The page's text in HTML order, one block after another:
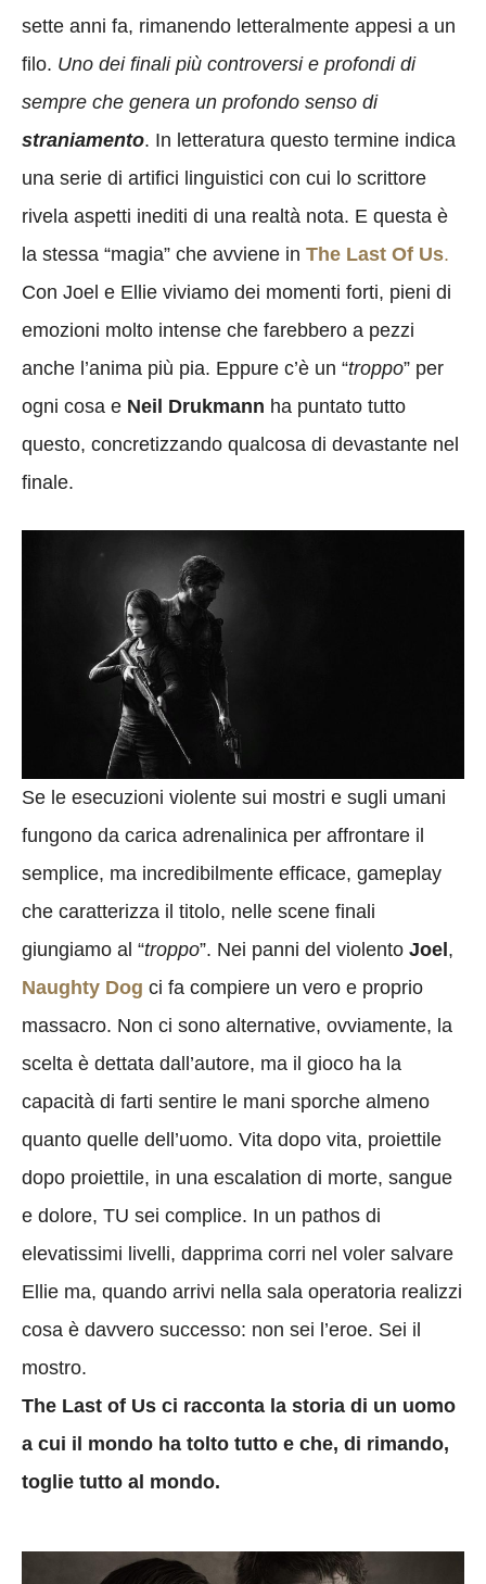
sette anni fa, rimanendo letteralmente appesi a un
filo. Uno dei finali più controversi e profondi di
sempre che genera un profondo senso di
straniamento. In letteratura questo termine indica
una serie di artifici linguistici con cui lo scrittore
rivela aspetti inediti di una realtà nota. E questa è
la stessa “magia” che avviene in The Last Of Us.
Con Joel e Ellie viviamo dei momenti forti, pieni di
emozioni molto intense che farebbero a pezzi
anche l’anima più pia. Eppure c’è un “troppo” per
ogni cosa e Neil Drukmann ha puntato tutto
questo, concretizzando qualcosa di devastante nel
finale.
Se le esecuzioni violente sui mostri e sugli umani
fungono da carica adrenalinica per affrontare il
semplice, ma incredibilmente efficace, gameplay
che caratterizza il titolo, nelle scene finali
giungiamo al “troppo”. Nei panni del violento Joel ,
Naughty Dog ci fa compiere un vero e proprio
massacro. Non ci sono alternative, ovviamente, la
scelta è dettata dall’autore, ma il gioco ha la
capacità di farti sentire le mani sporche almeno
quanto quelle dell’uomo. Vita dopo vita, proiettile
dopo proiettile, in una escalation di morte, sangue
e dolore, TU sei complice. In un pathos di
elevatissimi livelli, dapprima corri nel voler salvare
Ellie ma, quando arrivi nella sala operatoria realizzi
cosa è davvero successo: non sei l’eroe. Sei il
mostro.
The Last of Us ci racconta la storia di un uomo
a cui il mondo ha tolto tutto e che, di rimando,
toglie tutto al mondo.